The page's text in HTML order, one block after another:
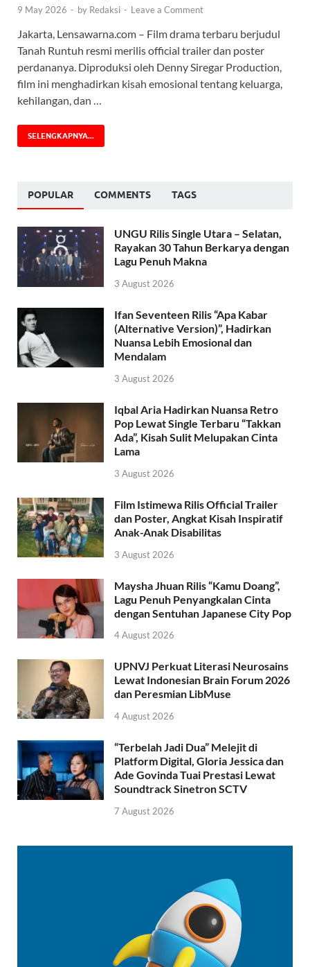
9 May 2026 - by Redaksi - Leave a Comment
Jakarta, Lensawarna.com – Film drama terbaru berjudul
Tanah Runtuh resmi merilis official trailer dan poster
perdananya. Diproduksi oleh Denny Siregar Production,
film ini menghadirkan kisah emosional tentang keluarga,
kehilangan, dan …
SELENGKAPNYA...
POPULAR COMMENTS TAGS
UNGU Rilis Single Utara – Selatan,
Rayakan 30 Tahun Berkarya dengan
Lagu Penuh Makna
3 August 2026
Ifan Seventeen Rilis “Apa Kabar
(Alternative Version)”, Hadirkan
Nuansa Lebih Emosional dan
Mendalam
3 August 2026
Iqbal Aria Hadirkan Nuansa Retro
Pop Lewat Single Terbaru “Takkan
Ada”, Kisah Sulit Melupakan Cinta
Lama
3 August 2026
Film Istimewa Rilis Official Trailer
dan Poster, Angkat Kisah Inspiratif
Anak-Anak Disabilitas
3 August 2026
Maysha Jhuan Rilis “Kamu Doang”,
Lagu Penuh Penyangkalan Cinta
dengan Sentuhan Japanese City Pop
4 August 2026
UPNVJ Perkuat Literasi Neurosains
Lewat Indonesian Brain Forum 2026
dan Peresmian LibMuse
4 August 2026
“Terbelah Jadi Dua” Melejit di
Platform Digital, Gloria Jessica dan
Ade Govinda Tuai Prestasi Lewat
Soundtrack Sinetron SCTV
7 August 2026